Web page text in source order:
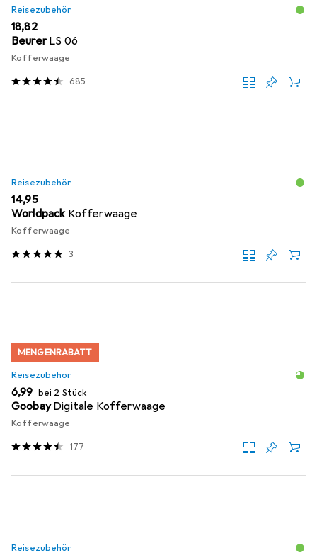
Reisezubehör
EUR
18,82
Beurer LS 06
Kofferwaage
685
Reisezubehör
EUR
14,95
Worldpack Kofferwaage
Kofferwaage
3
MENGENRABATT
Reisezubehör
EUR
6,99 bei 2 Stück
Goobay Digitale Kofferwaage
Kofferwaage
177
Reisezubehör